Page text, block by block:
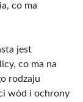
co ma
jest
co ma na
rodzaju
wód i ochrony